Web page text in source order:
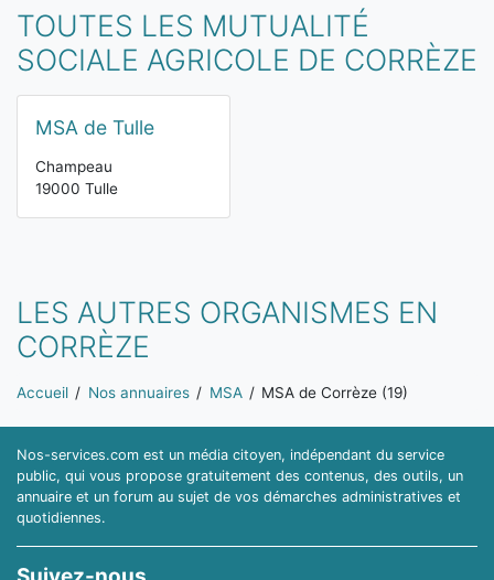
TOUTES LES MUTUALITÉ
SOCIALE AGRICOLE DE CORRÈZE
MSA de Tulle
Champeau
19000 Tulle
LES AUTRES ORGANISMES EN
CORRÈZE
Vous êtes ici:
Accueil Nos annuaires MSA MSA de Corrèze (19)
Nos-services.com est un média citoyen, indépendant du service
public, qui vous propose gratuitement des contenus, des outils, un
annuaire et un forum au sujet de vos démarches administratives et
quotidiennes.